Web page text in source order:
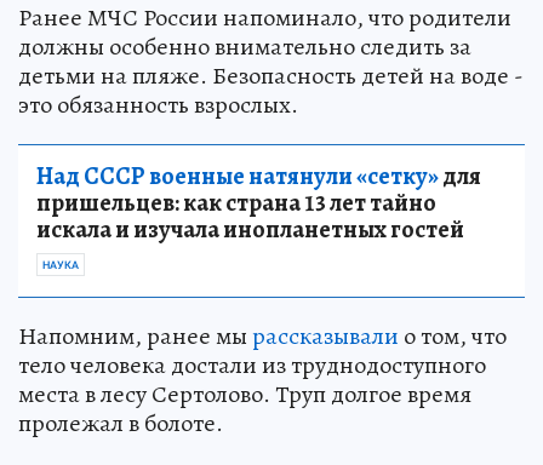
Ранее МЧС России напоминало, что родители
должны особенно внимательно следить за
детьми на пляже. Безопасность детей на воде -
это обязанность взрослых.
Над СССР военные натянули «сетку»для
пришельцев: как страна 13 лет тайно
искала и изучала инопланетных гостей
НАУКА
Напомним, ранее мырассказывали о том, что
тело человека достали из труднодоступного
места в лесу Сертолово. Труп долгое время
пролежал в болоте.